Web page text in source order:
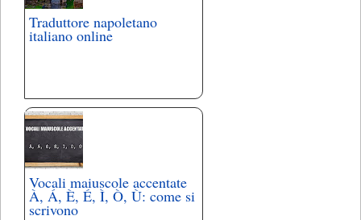
Traduttore napoletano
italiano online
Vocali maiuscole accentate
À, Á, È, É, Ì, Ò, Ù: come si
scrivono